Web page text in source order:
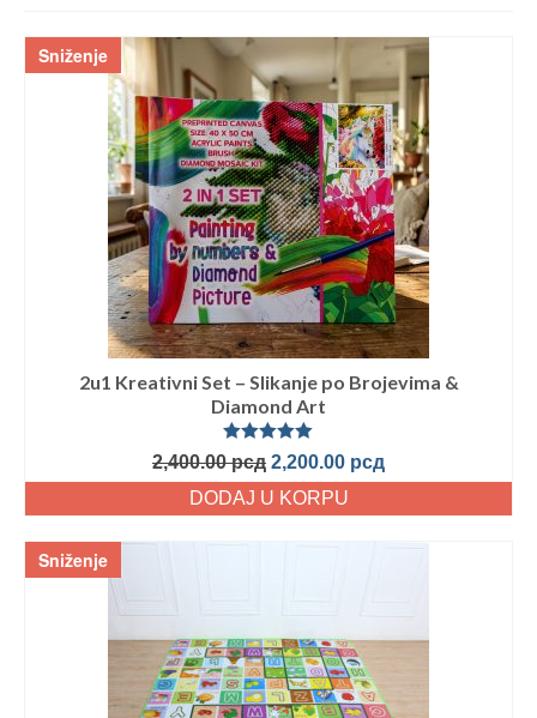
Sniženje
2u1 Kreativni Set – Slikanje po Brojevima &
Diamond Art
Ocenjeno
sa5.00od
5
2,400.00рсд 2,200.00 рсд
DODAJ U KORPU
Sniženje